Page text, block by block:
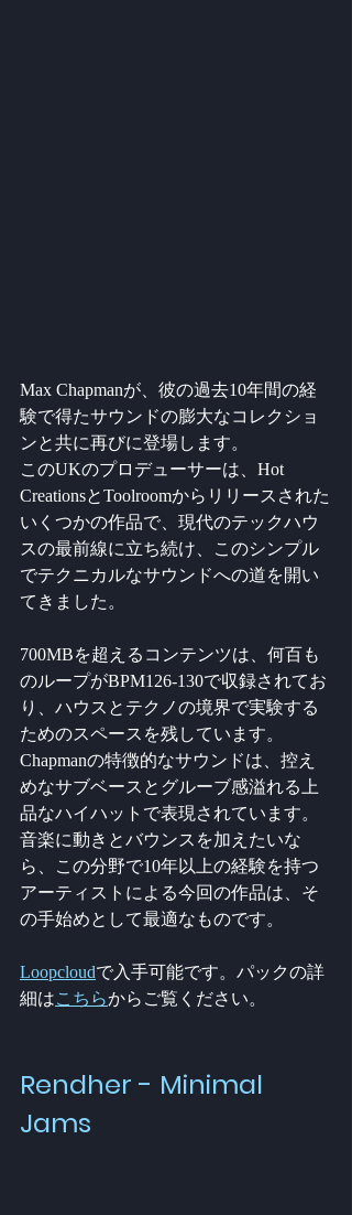
Max Chapmanが、彼の過去10年間の経
験で得たサウンドの膨大なコレクショ
ンと共に再びに登場します。
このUKのプロデューサーは、Hot
CreationsとToolroomからリリースされた
いくつかの作品で、現代のテックハウ
スの最前線に立ち続け、このシンプル
でテクニカルなサウンドへの道を開い
てきました。
700MBを超えるコンテンツは、何百も
のループがBPM126-130で収録されてお
り、ハウスとテクノの境界で実験する
ためのスペースを残しています。
Chapmanの特徴的なサウンドは、控え
めなサブベースとグルーブ感溢れる上
品なハイハットで表現されています。
音楽に動きとバウンスを加えたいな
ら、この分野で10年以上の経験を持つ
アーティストによる今回の作品は、そ
の手始めとして最適なものです。
Loopcloudで入手可能です。パックの詳
細はこちらからご覧ください。
Rendher - Minimal
Jams